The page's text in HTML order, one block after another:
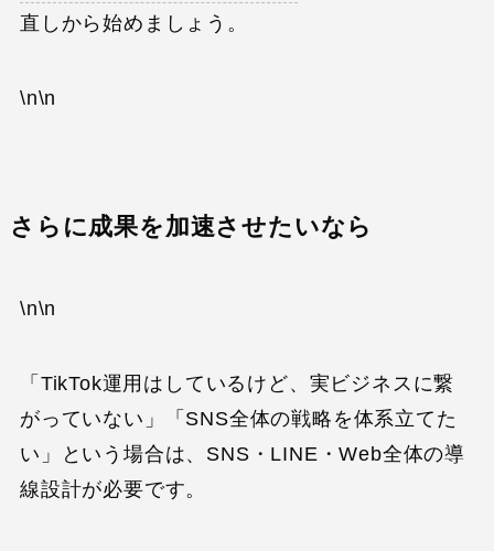
直しから始めましょう。
\n\n
さらに成果を加速させたいなら
\n\n
「TikTok運用はしているけど、実ビジネスに繋
がっていない」「SNS全体の戦略を体系立てた
い」という場合は、SNS・LINE・Web全体の導
線設計が必要です。